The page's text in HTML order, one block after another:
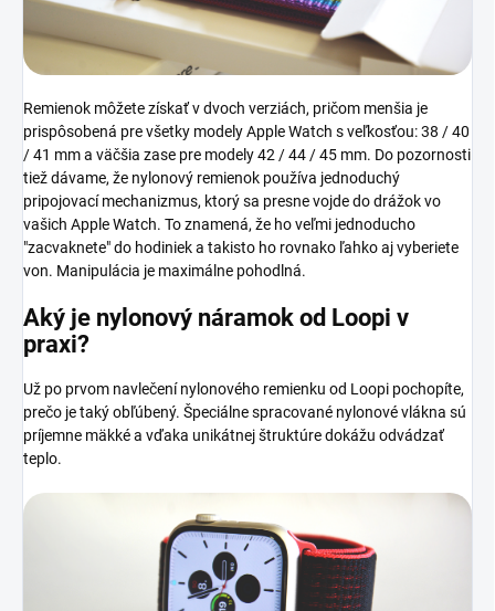
Remienok môžete získať v dvoch verziách, pričom menšia je
prispôsobená pre všetky modely Apple Watch s veľkosťou: 38 / 40
/ 41 mm a väčšia zase pre modely 42 / 44 / 45 mm. Do pozornosti
tiež dávame, že nylonový remienok používa jednoduchý
pripojovací mechanizmus, ktorý sa presne vojde do drážok vo
vašich Apple Watch. To znamená, že ho veľmi jednoducho
"zacvaknete" do hodiniek a takisto ho rovnako ľahko aj vyberiete
von. Manipulácia je maximálne pohodlná.
Aký je nylonový náramok od Loopi v
praxi?
Už po prvom navlečení nylonového remienku od Loopi pochopíte,
prečo je taký obľúbený. Špeciálne spracované nylonové vlákna sú
príjemne mäkké a vďaka unikátnej štruktúre dokážu odvádzať
teplo.